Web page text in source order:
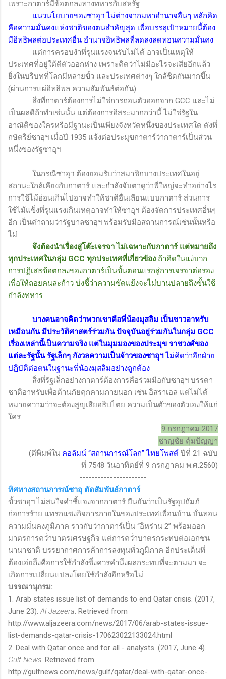
เพราะกาตาร์มีข้อตกลงทางทหารกับสหรัฐ
แนวนโยบายของซาอุฯ ไม่ต่างจากมหาอำนาจอื่นๆ หลักคิด
คือความมั่นคงแห่งชาติของตนสำคัญสุด เพื่อบรรลุเป้าหมายนี้ต้อง
มีอิทธิพลต่อประเทศอื่น อำนาจอิทธิพลที่ลดลงลดทอนความมั่นคง
แต่การครอบงำที่รุนแรงจนรับไม่ได้ อาจเป็นเหตุให้
ประเทศที่อยู่ใต้ตีตัวออกห่าง เพราะคิดว่าไม่มีอะไรจะเสียอีกแล้ว
ยิ่งในบริบทที่โลกมีหลายขั้ว และประเทศต่างๆ ใกล้ชิดกันมากขึ้น
(ผ่านการแผ่อิทธิพล ความสัมพันธ์ต่อกัน)
สิ่งที่กาตาร์ต้องการไม่ใช่การถอนตัวออกจาก GCC และไม่
เป็นผลดีถ้าทำเช่นนั้น แต่ต้องการอิสระมากกว่านี้ ไม่ใช่รัฐใน
อาณัติของใครหรือมีฐานะเป็นเพียงจังหวัดหนึ่งของประเทศใด ดังที่
กษัตริย์ซาอุฯ เมื่อปี 1935 แจ้งต่อประมุขกาตาร์ว่ากาตาร์เป็นส่วน
หนึ่งของรัฐซาอุฯ
ในกรณีซาอุฯ ต้องยอมรับว่าสมาชิกบางประเทศในอยู่
สถานะใกล้เคียงกับกาตาร์ และกำลังจับตาดูว่าพี่ใหญ่จะทำอย่างไร
การใช้ไม้อ่อนเกินไปอาจทำให้ชาติอื่นเลียนแบบกาตาร์ ส่วนการ
ใช้ไม้แข็งที่รุนแรงเกินเหตุอาจทำให้ซาอุฯ ต้องจัดการประเทศอื่นๆ
อีก เป็นคำถามว่ารัฐบาลซาอุฯ พร้อมรับมือสถานการณ์เช่นนั้นหรือ
ไม่
จึงต้องนำเรื่องสู่โต๊ะเจรจา ไม่เฉพาะกับกาตาร์ แต่หมายถึง
ทุกประเทศในกลุ่ม GCC ทุกประเทศที่เกี่ยวข้อง ถ้าคิดในแง่บวก
การปฏิเสธข้อตกลงของกาตาร์เป็นขั้นตอนแรกสู่การเจรจาต่อรอง
เพื่อให้ถอยคนละก้าว บ่งชี้ว่าความขัดแย้งจะไม่บานปลายถึงขั้นใช้
กำลังทหาร
บางคนอาจคิดว่าพวกเขาคือพี่น้องมุสลิม เป็นชาวอาหรับ
เหมือนกัน มีประวัติศาสตร์ร่วมกัน ปัจจุบันอยู่ร่วมกันในกลุ่ม GCC
เรื่องเหล่านี้เป็นความจริง แต่ในมุมมองของประมุข ราชวงศ์ของ
แต่ละรัฐนั้น รัฐเล็กๆ กังวลความเป็นจ้าวของซาอุฯไม่คิดว่าอีกฝ่าย
ปฏิบัติต่อตนในฐานะพี่น้องมุสลิมอย่างถูกต้อง
สิ่งที่รัฐเล็กอย่างกาตาร์ต้องการคือร่วมมือกับซาอุฯ บรรดา
ชาติอาหรับเพื่อต้านภัยคุกคามภายนอก เช่น อิสราเอล แต่ไม่ได้
หมายความว่าจะต้องสูญเสียอธิปไตย ความเป็นตัวของตัวเองให้แก่
ใคร
9 กรกฎาคม 2017
ชาญชัย คุ้มปัญญา
(ตีพิมพ์ใน คอลัมน์ “สถานการณ์โลก”ไทยโพสต์ ปีที่ 21 ฉบับ
ที่ 7548 วันอาทิตย์ที่ 9 กรกฎาคม พ.ศ.2560)
----------------------
ทิศทางสถานการณ์ซาอุ ตัดสัมพันธ์กาตาร์
ขั้วซาอุฯ ไม่สนใจคำชี้แจงจากกาตาร์ ยืนยันว่าเป็นรัฐอุปถัมภ์
ก่อการร้าย แทรกแซงกิจการภายในของประเทศเพื่อนบ้าน บั่นทอน
ความมั่นคงภูมิภาค ราวกับว่ากาตาร์เป็น “อิหร่าน 2” พร้อมออก
มาตรการคว่ำบาตรเศรษฐกิจ แต่การคว่ำบาตรกระทบต่อเอกชน
นานาชาติ บรรยากาศการค้าการลงทุนทั่วภูมิภาค อีกประเด็นที่
ต้องเอ่ยถึงคือการใช้กำลังซึ่งควรคำนึงผลกระทบที่จะตามมา จะ
เกิดการเปลี่ยนแปลงโดยใช้กำลังอีกหรือไม่
บรรณานุกรม:
1. Arab states issue list of demands to end Qatar crisis. (2017,
June 23).Al Jazeera. Retrieved from
http://www.aljazeera.com/news/2017/06/arab-states-issue-
list-demands-qatar-crisis-170623022133024.html
2. Deal with Qatar once and for all - analysts. (2017, June 4).
Gulf News. Retrieved from
http://gulfnews.com/news/gulf/qatar/deal-with-qatar-once-